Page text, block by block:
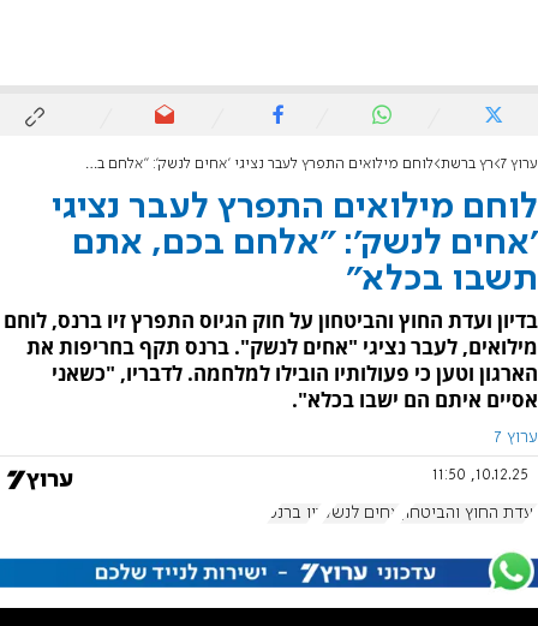
ערוץ 7 רץ ברשת לוחם מילואים התפרץ לעבר נציגי 'אחים לנשק': "אלחם בכם, אתם תשבו בכלא"
לוחם מילואים התפרץ לעבר נציגי
'אחים לנשק': "אלחם בכם, אתם
תשבו בכלא"
בדיון ועדת החוץ והביטחון על חוק הגיוס התפרץ זיו ברנס, לוחם
מילואים, לעבר נציגי "אחים לנשק". ברנס תקף בחריפות את
הארגון וטען כי פעולותיו הובילו למלחמה. לדבריו, "כשאני
אסיים איתם הם ישבו בכלא".
ערוץ 7
10.12.25, 11:50
ועדת החוץ והביטחון אחים לנשק זיו ברנס